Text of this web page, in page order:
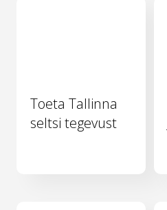
Toeta Tallinna
seltsi tegevust